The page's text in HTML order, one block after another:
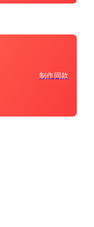
制作同款